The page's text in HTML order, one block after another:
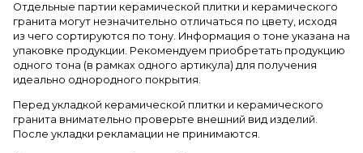
Отдельные партии керамической плитки и керамического
гранита могут незначительно отличаться по цвету, исходя
из чего сортируются по тону. Информация о тоне указана на
упаковке продукции. Рекомендуем приобретать продукцию
одного тона (в рамках одного артикула) для получения
идеально однородного покрытия.
Перед укладкой керамической плитки и керамического
гранита внимательно проверьте внешний вид изделий.
После укладки рекламации не принимаются.